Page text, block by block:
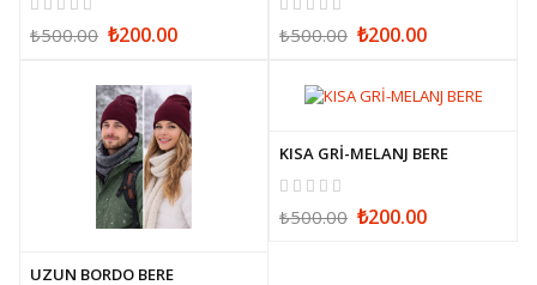
₺500.00 ₺200.00 ₺500.00 ₺200.00
UZUN BORDO BERE
KISA GRİ-MELANJ BERE
₺500.00 ₺200.00